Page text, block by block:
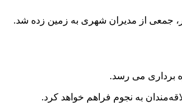
جمعی از مدیران شهری به زمین زده شد.
به نجوم فراهم خواهد کرد.